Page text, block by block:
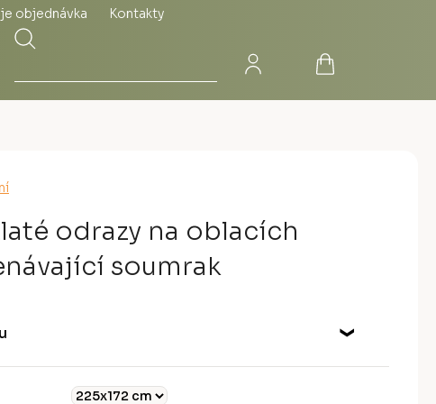
objednávka Kontakty
Hledat
Přihlášení Nákupní
odrazy na oblacích
soumrak